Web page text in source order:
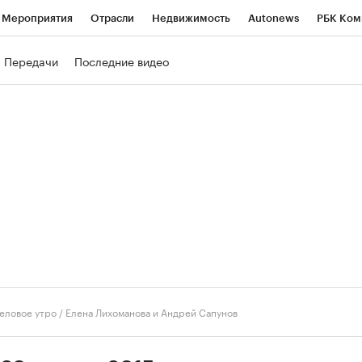
Мероприятия Отрасли Недвижимость Autonews РБК
Передачи Последние видео
утро / Елена Лихоманова и Андрей Сапунов